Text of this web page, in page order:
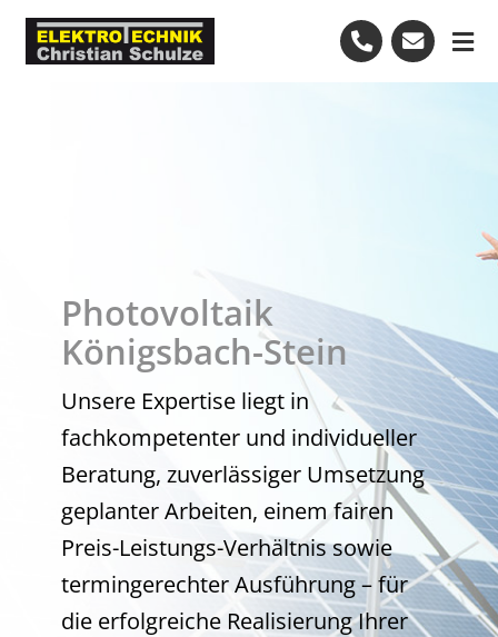
Skip
Kundendienst
+49-7082-7972474
Kostenlose Beratung
Photovoltaik
Königsbach-Stein
Unsere Expertise liegt in
fachkompetenter und individueller
Beratung, zuverlässiger Umsetzung
geplanter Arbeiten, einem fairen
Preis-Leistungs-Verhältnis sowie
termingerechter Ausführung – für
die erfolgreiche Realisierung Ihrer